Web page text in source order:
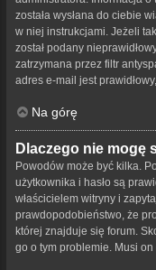
została wysłana do ciebie
w niej instrukcjami. Jeżeli
został podany
zatrzymana przez filtr
adres e-mail jest
Na górę
Dlaczego nie mogę
Powodów może być kilka.
użytkownika i hasło są
właścicielem witryny i
prawdopodobieństwo, że
której znajduje się forum.
go o tym problemie. Musi on